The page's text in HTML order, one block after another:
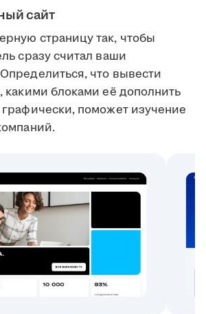
сайт
страницу так, чтобы
сразу считал ваши
что вывести
какими блоками её дополнить
поможет изучение